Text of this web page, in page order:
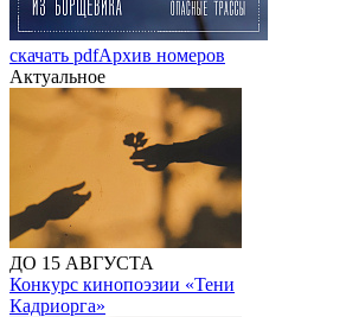
скачать pdfАрхив номеров
Актуальное
ДО 15 АВГУСТА
Конкурс кинопоэзии «Тени
Кадриорга»